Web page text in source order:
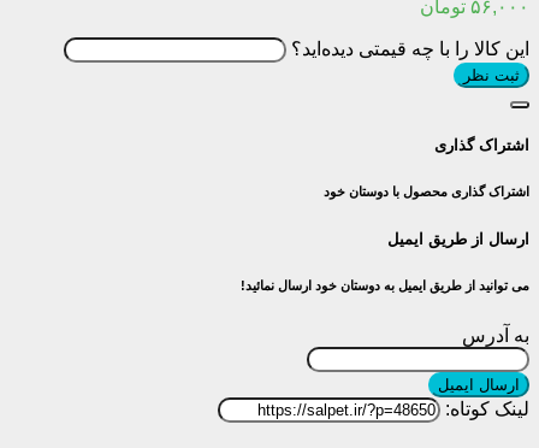
۵۶,۰۰۰ تومان
این کالا را با چه قیمتی دیده‌اید؟
ثبت نظر
اشتراک گذاری
اشتراک گذاری محصول با دوستان خود
ارسال از طریق ایمیل
می توانید از طریق ایمیل به دوستان خود ارسال نمائید!
به آدرس
ارسال ایمیل
لینک کوتاه: